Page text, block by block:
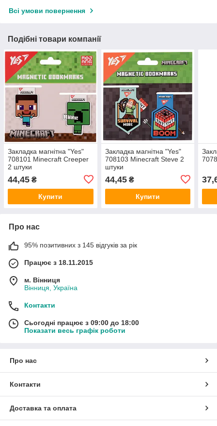
Всі умови повернення
Подібні товари компанії
Закладка магнітна "Yes"
708101 Minecraft Creeper
2 штуки
44,45 ₴
Купити
Закладка магнітна "Yes"
708103 Minecraft Steve 2
штуки
44,45₴
Купити
Про нас
95% позитивних з 145 відгуків за рік
Працює з 18.11.2015
м. Вінниця
Вінниця, Україна
Контакти
Сьогодні працює з 09:00 до 18:00
Показати весь графік роботи
Про нас
Контакти
Доставка та оплата